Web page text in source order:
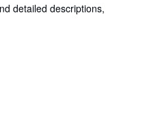
detailed descriptions,